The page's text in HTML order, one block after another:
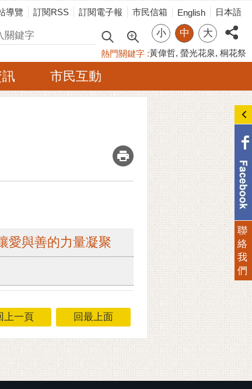
導覽 訂閱RSS 訂閱電子報 市民信箱 English 日本語
小 中 大
熱門關鍵字 黃偉哲 螢光花泉 桐花祭
市民互動
_
愛與善的力量凝聚
上一頁 回最上面
聯
絡
我
們